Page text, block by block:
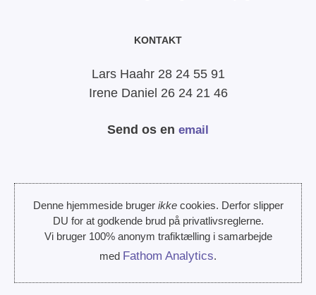
KONTAKT
Lars Haahr 28 24 55 91
Irene Daniel 26 24 21 46
Send os en email
Denne hjemmeside bruger ikkecookies. Derfor slipper
DU for at godkende brud på privatlivsreglerne.
Vi bruger 100% anonym trafiktælling i samarbejde
med Fathom Analytics.